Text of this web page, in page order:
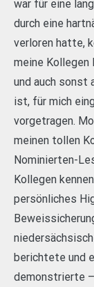
war für eine
durch eine
verloren hatte,
meine
und auch sonst
ist, für mich
vorgetragen.
meinen tollen
Nominierten-
Kollegen
persönliches
berichtete und
demonstrierte